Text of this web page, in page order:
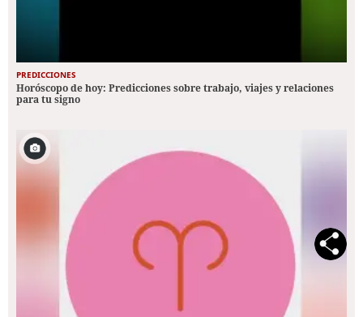
PREDICCIONES
Horóscopo de hoy: Predicciones sobre trabajo, viajes y relaciones
para tu signo